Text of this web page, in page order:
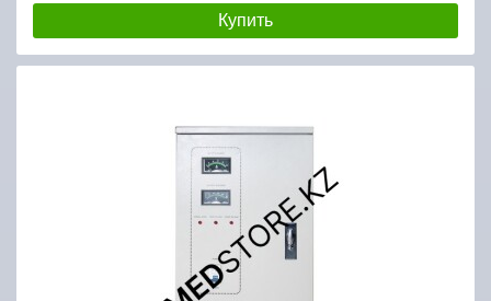
Купить